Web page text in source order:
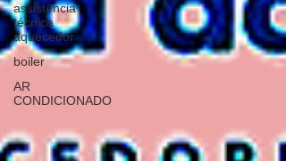
assistência
técnica
aquecedor
boiler
AR
CONDICIONADO